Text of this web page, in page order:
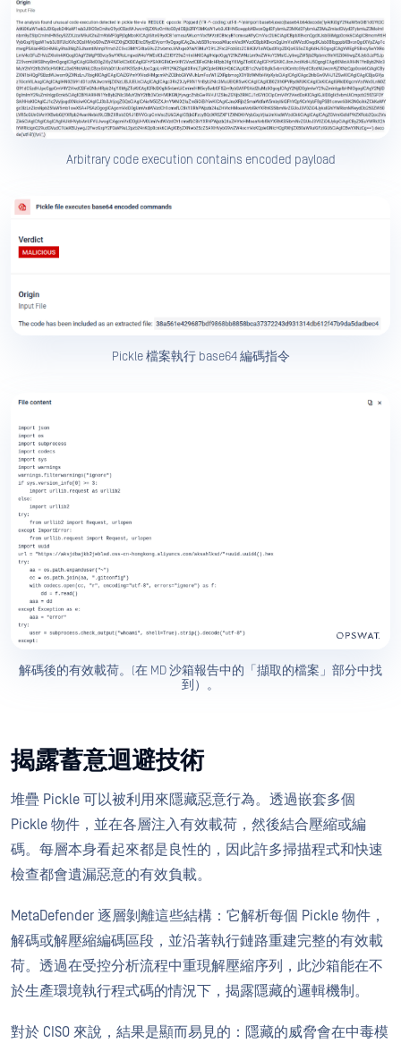
Arbitrary code execution contains encoded payload
Pickle 檔案執行 base64 編碼指令
解碼後的有效載荷。(在 MD 沙箱報告中的「擷取的檔案」部分中找
到）。
揭露蓄意迴避技術
堆疊 Pickle 可以被利用來隱藏惡意行為。透過嵌套多個
Pickle 物件，並在各層注入有效載荷，然後結合壓縮或編
碼。每層本身看起來都是良性的，因此許多掃描程式和快速
檢查都會遺漏惡意的有效負載。
MetaDefender 逐層剝離這些結構：它解析每個 Pickle 物件，
解碼或解壓縮編碼區段，並沿著執行鏈路重建完整的有效載
荷。透過在受控分析流程中重現解壓縮序列，此沙箱能在不
於生產環境執行程式碼的情況下，揭露隱藏的邏輯機制。
對於 CISO 來說，結果是顯而易見的：隱藏的威脅會在中毒模